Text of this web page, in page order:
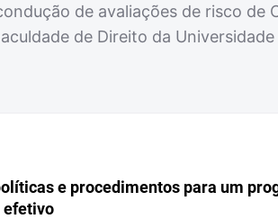
de avaliações de risco de
de Direito da Universidade
e procedimentos para um
efetivo